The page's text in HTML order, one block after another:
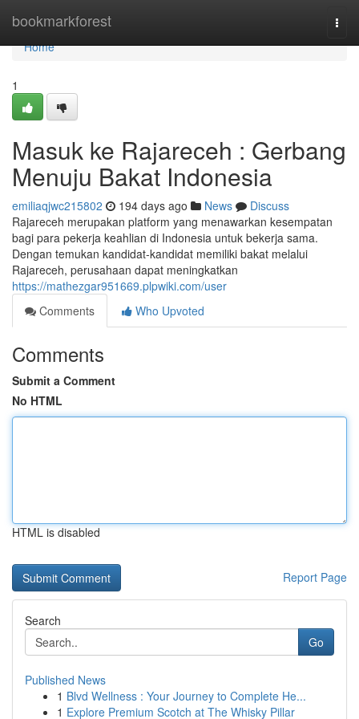
bookmarkforest
Home
Home
1
Masuk ke Rajareceh : Gerbang
Menuju Bakat Indonesia
emiliaqjwc215802 194 days ago News
Discuss
Rajareceh merupakan platform yang menawarkan kesempatan
bagi para pekerja keahlian di Indonesia untuk bekerja sama.
Dengan temukan kandidat-kandidat memiliki bakat melalui
Rajareceh, perusahaan dapat meningkatkan
https://mathezgar951669.plpwiki.com/user
Comments
Who Upvoted
Comments
Submit a Comment
No HTML
HTML is disabled
Report Page
Search
Go
Published News
1 Blvd Wellness : Your Journey to Complete He...
1 Explore Premium Scotch at The Whisky Pillar